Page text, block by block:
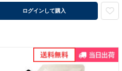
ログインして購入